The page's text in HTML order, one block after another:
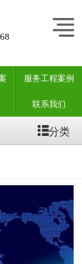
服务工程案例
联系我们
分类